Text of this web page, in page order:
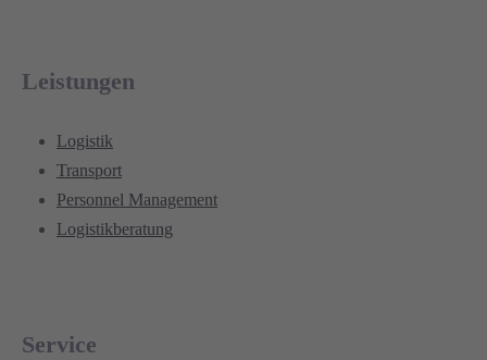
Leistungen
Logistik
Transport
Personnel Management
Logistikberatung
Service